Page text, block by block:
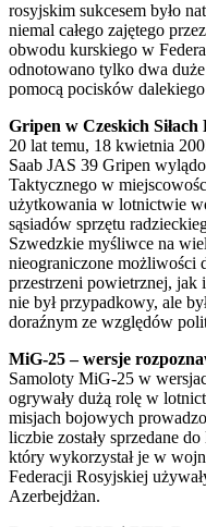
rosyjskim sukcesem było
niemal całego zajętego
obwodu kurskiego w
odnotowano tylko dwa
pomocą pocisków
Gripen w Czeskich
20 lat temu, 18 kwietnia
Saab JAS 39 Gripen
Taktycznego w
użytkowania w lotnictwie
sąsiadów sprzętu
Szwedzkie myśliwce na
nieograniczone możliwości
przestrzeni powietrznej,
nie był przypadkowy, ale
doraźnym ze względów
MiG-25 – wersje
Samoloty MiG-25 w
ogrywały dużą rolę w
misjach bojowych
liczbie zostały sprzedane
który wykorzystał je w
Federacji Rosyjskiej
Azerbejdżan.